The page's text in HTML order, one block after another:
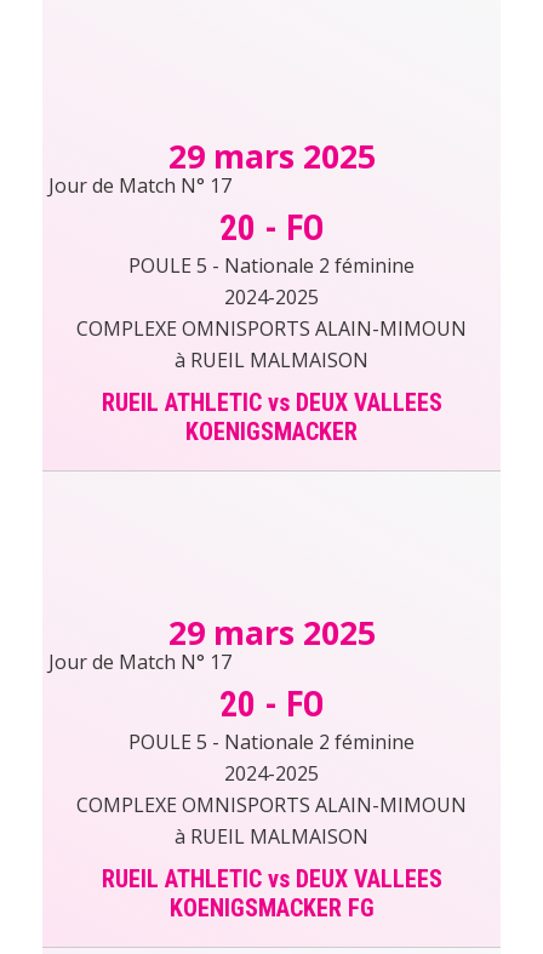
29 mars 2025
Jour de Match N° 17
20 - FO
POULE 5 - Nationale 2 féminine
2024-2025
COMPLEXE OMNISPORTS ALAIN-MIMOUN
à RUEIL MALMAISON
RUEIL ATHLETIC vs DEUX VALLEES
KOENIGSMACKER
29 mars 2025
Jour de Match N° 17
20 - FO
POULE 5 - Nationale 2 féminine
2024-2025
COMPLEXE OMNISPORTS ALAIN-MIMOUN
à RUEIL MALMAISON
RUEIL ATHLETIC vs DEUX VALLEES
KOENIGSMACKER FG